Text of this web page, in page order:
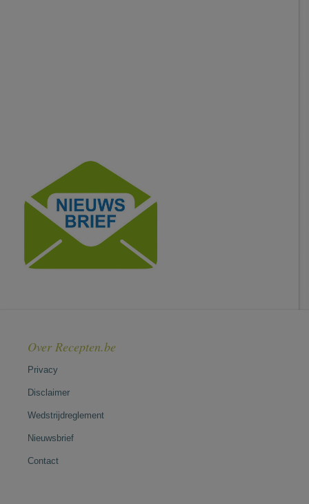
Over Recepten.be
Privacy
Disclaimer
Wedstrijdreglement
Nieuwsbrief
Contact